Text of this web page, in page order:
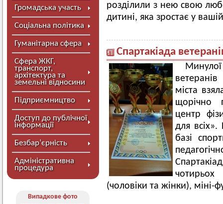
Громадська участь
Соціальна політика
Гуманітарна сфера
Сфера ЖКГ,
транспорт,
архітектура та
земельні відносини
Підприємництво
Доступ до публічної
інформації
Безбар’єрність
Адміністративна
процедура
Випадкове фото
розділили з нею свою
дитині, яка зростає у
Спартакіада
міста
щорічно
центр
для
базі
(чоловіки та жінки), міні-